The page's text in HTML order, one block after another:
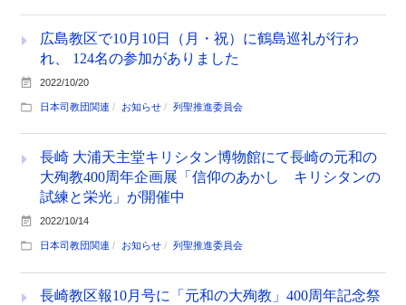
広島教区で10月10日（月・祝）に鶴島巡礼が行わ
れ、 124名の参加がありました
2022/10/20
日本司教団関連 お知らせ 列聖推進委員会
長崎 大浦天主堂キリシタン博物館にて長崎の元和の
大殉教400周年企画展「信仰のあかし キリシタンの
試練と栄光」が開催中
2022/10/14
日本司教団関連 お知らせ 列聖推進委員会
長崎教区報10月号に「元和の大殉教」400周年記念祭